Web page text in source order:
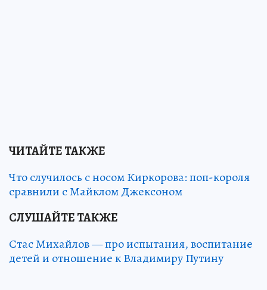
ЧИТАЙТЕ ТАКЖЕ
Что случилось с носом Киркорова: поп-короля
сравнили с Майклом Джексоном
СЛУШАЙТЕ ТАКЖЕ
Стас Михайлов — про испытания, воспитание
детей и отношение к Владимиру Путину